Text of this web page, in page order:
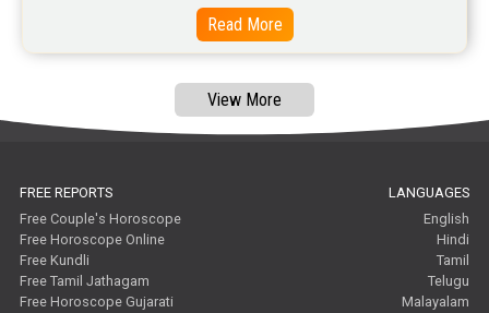
Read More
View More
FREE REPORTS
Free Couple's Horoscope
Free Horoscope Online
Free Kundli
Free Tamil Jathagam
Free Horoscope Gujarati
LANGUAGES
English
Hindi
Tamil
Telugu
Malayalam